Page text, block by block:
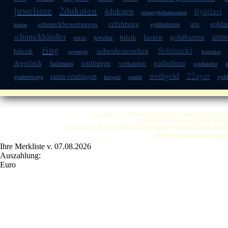
juweliere 2dukaten 4dukaten wiener-philharmoniker fiyatlari
kaufen schmuckbewertungen erfahrung goldmünzen ata
schmuckhändler unze juwelier bilzik lassen goldbarren
bilezik ring sovereign scheideanstalten flohmarkt kostenlos
degerloch fachmann reutlingen verkaufen palladium goldhändler
grammwage
raum-reutlingen feingold günlük weißgold 22ayar
Copyright © by ANKA
So finden Sie uns in Stuttgart:
Impressum | AGB | Datenschutzerklärung | KONTAKT Anwalt-
Anka Goldankauf Stuttgart
Ihre Merkliste v. 07.08.2026
Auszahlung:
Euro